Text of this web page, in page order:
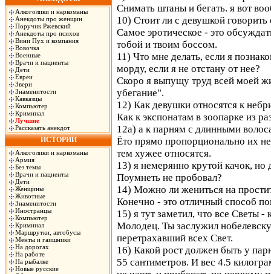
Алкоголики и наркоманы
Анекдоты про женщин
Поручик Ржевский
Анекдоты про психов
Вини Пух и компания
Вовочка
Военные
Врачи и пациенты
Дети
Евреи
Звери
Знаменитости
Кавказцы
Компьютер
Криминал
Лучшие
Рассказать анекдот
ИСТОРИИ
Алкоголики и наркоманы
Армия
Без темы
Врачи и пациенты
Дети
Женщины
Животные
Знаменитости
Иностранцы
Компьютер
Криминал
Маршрутки, автобусы
Менты и гаишники
На дорогах
На работе
На рыбалке
Новые русские
Снимать штаны и бегать. я вот
10) Стоит ли с девушкой
Самое эротическое - это
тобой и твоим боссом.
11) Что мне делать, если я
морду, если я не отстану от нее?
Скоро я выпущу труд всей моей
убегание".
12) Как девушки относятся к
Как к экспонатам в зоопарке из
12а) а к парням с длинными
Ёто прямо пропорционально их
тем хужее относятся.
13) я немерянно крутой качок,
Поумнеть не пробовал?
14) Можно ли жениться на
Конечно - это отличный способ
15) я тут заметил, что все Светы -
Молодец. Ты заслужил
перетрахавший всех Свет.
16) Какой рост должен быть у
55 сантиметров. И вес 4.5